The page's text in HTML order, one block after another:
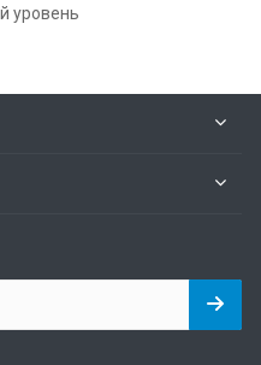
уровень